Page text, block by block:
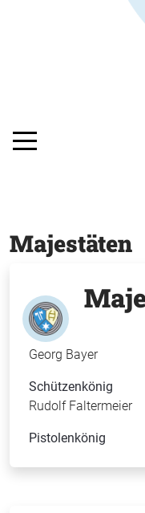
Mobile Menu Toggle
Majestäten
Georg Bayer
Schützenkönig
Rudolf Faltermeier
Pistolenkönig